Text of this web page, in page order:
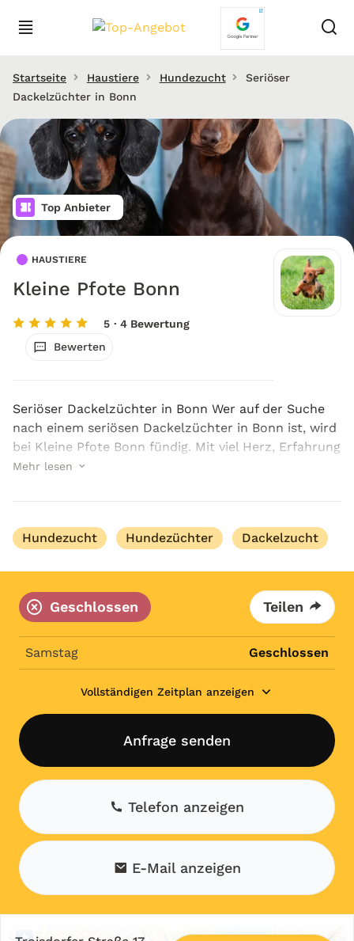
Startseite Haustiere Hundezucht
Seriöser
Dackelzüchter in Bonn
Top Anbieter
HAUSTIERE
Kleine Pfote Bonn
5 · 4 Bewertung
Bewerten
Seriöser Dackelzüchter in Bonn Wer auf der Suche
nach einem seriösen Dackelzüchter in Bonn ist, wird
bei Kleine Pfote Bonn fündig. Mit viel Herz, Erfahrung
und Verantwortungsbewusstsein widmen wir uns der
Mehr lesen
Hundezucht Hundezüchter Dackelzucht
Geschlossen Teilen
Samstag Geschlossen
Vollständigen Zeitplan anzeigen
Anfrage senden
Telefon anzeigen
E-Mail anzeigen
+